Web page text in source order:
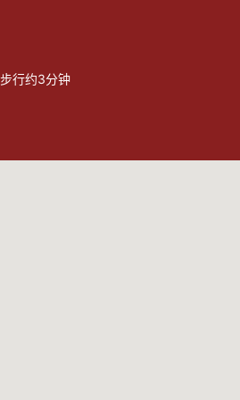
行约3分钟